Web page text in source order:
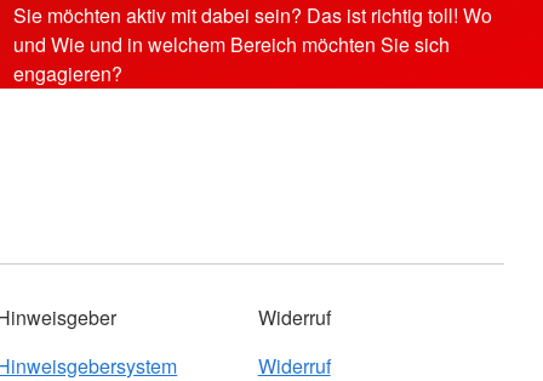
Sie möchten aktiv mit dabei sein? Das ist richtig toll! Wo
und Wie und in welchem Bereich möchten Sie sich
engagieren?
Widerruf
Widerruf